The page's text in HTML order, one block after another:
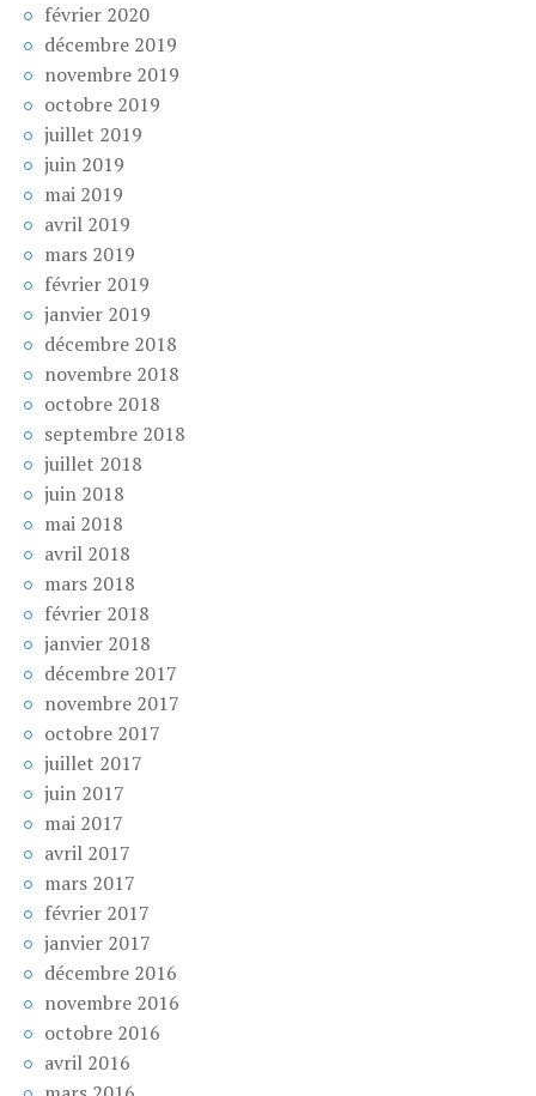
février 2020
décembre 2019
novembre 2019
octobre 2019
juillet 2019
juin 2019
mai 2019
avril 2019
mars 2019
février 2019
janvier 2019
décembre 2018
novembre 2018
octobre 2018
septembre 2018
juillet 2018
juin 2018
mai 2018
avril 2018
mars 2018
février 2018
janvier 2018
décembre 2017
novembre 2017
octobre 2017
juillet 2017
juin 2017
mai 2017
avril 2017
mars 2017
février 2017
janvier 2017
décembre 2016
novembre 2016
octobre 2016
avril 2016